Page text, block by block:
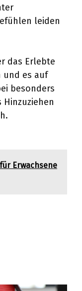
leiden
das Erlebte
und es auf
besonders
Erwachsene